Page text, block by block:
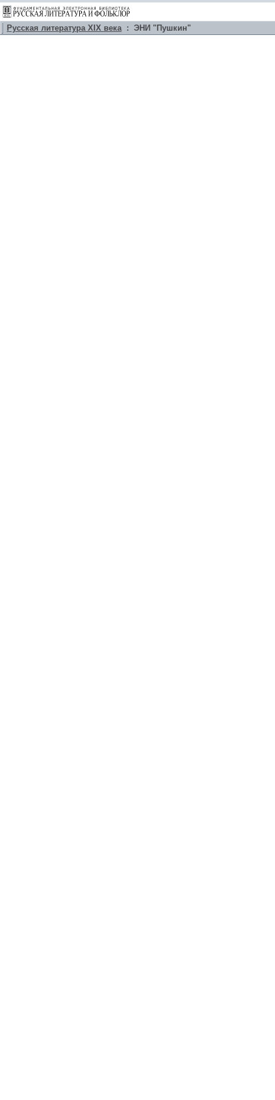
Русская литература XIX века: ЭНИ "Пушкин"